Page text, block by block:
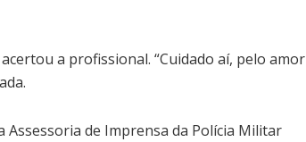
a profissional. “Cuidado aí, pelo amor
de Imprensa da Polícia Militar